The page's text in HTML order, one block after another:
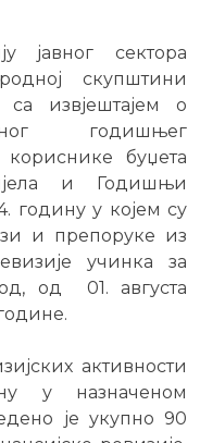
јавног сектора
скупштини
извјештајем о
годишњег
кориснике буџета
и Годишњи
годину у којем су
и препоруке из
учинка за
од 01. августа
активности
у назначеном
је укупно 90